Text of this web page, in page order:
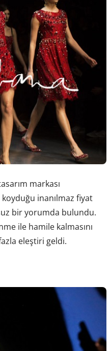
markası
inanılmaz fiyat
bir yorumda bulundu.
ile hamile kalmasını
eleştiri geldi.